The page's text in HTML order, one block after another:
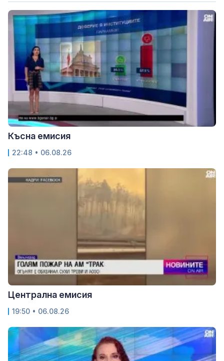
Късна емисия
22:48 • 06.08.26
Централна емисия
19:50 • 06.08.26